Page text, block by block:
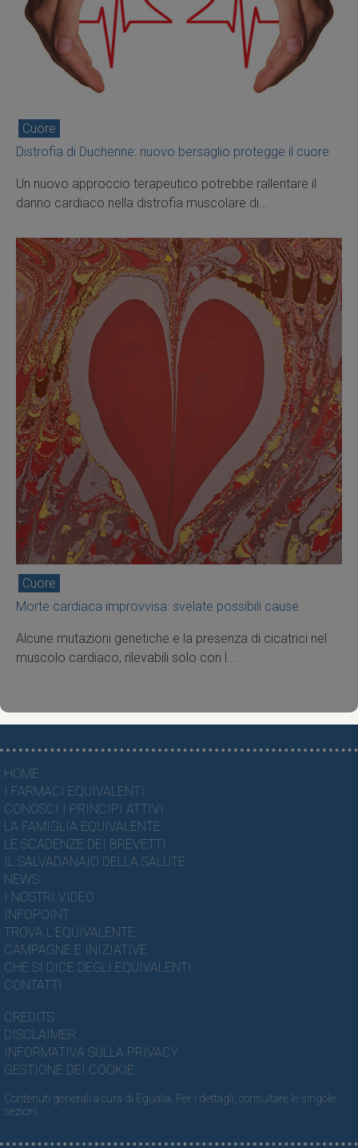
Cuore
Distrofia di Duchenne: nuovo bersaglio protegge il cuore
Un nuovo approccio terapeutico potrebbe rallentare il
danno cardiaco nella distrofia muscolare di...
Cuore
Morte cardiaca improvvisa: svelate possibili cause
Alcune mutazioni genetiche e la presenza di cicatrici nel
muscolo cardiaco, rilevabili solo con l...
HOME
I FARMACI EQUIVALENTI
CONOSCI I PRINCIPI ATTIVI
LA FAMIGLIA EQUIVALENTE
LE SCADENZE DEI BREVETTI
IL SALVADANAIO DELLA SALUTE
NEWS
I NOSTRI VIDEO
INFOPOINT
TROVA L'EQUIVALENTE
CAMPAGNE E INIZIATIVE
CHE SI DICE DEGLI EQUIVALENTI
CONTATTI
CREDITS
DISCLAIMER
INFORMATIVA SULLA PRIVACY
GESTIONE DEI COOKIE
Contenuti generali a cura di Egualia. Per i dettagli, consultare le singole
sezioni.